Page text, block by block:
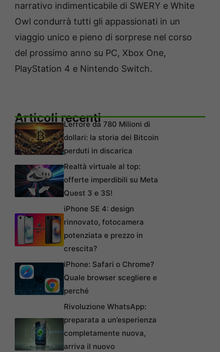
narrativo indimenticabile di SWERY e White
Owl condurrà tutti gli appassionati in un
viaggio unico e pieno di sorprese nel corso
del prossimo anno su PC, Xbox One,
PlayStation 4 e Nintendo Switch.
Articoli recentiL’errore da 780 Milioni di
dollari: la storia dei Bitcoin
perduti in discarica
Realtà virtuale al top:
offerte imperdibili su Meta
Quest 3 e 3S!
iPhone SE 4: design
rinnovato, fotocamera
potenziata e prezzo in
crescita?
iPhone: Safari o Chrome?
Quale browser scegliere e
perché
Rivoluzione WhatsApp:
preparata a un’esperienza
completamente nuova,
arriva il nuovo